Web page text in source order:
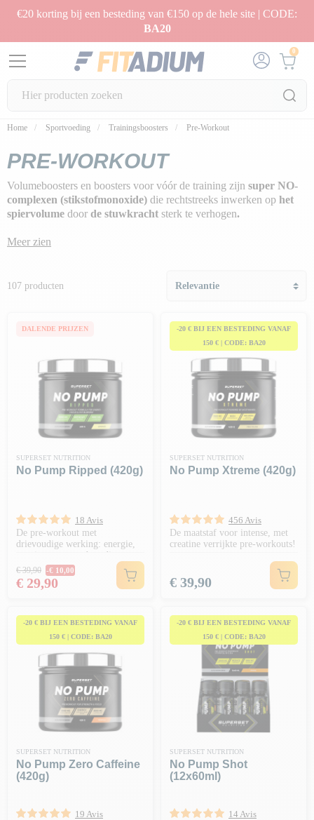
€20 korting bij een besteding van €150 op de hele site | CODE:
BA20
0
Home Sportvoeding Trainingsboosters Pre-Workout
PRE-WORKOUT
Volumeboosters en boosters voor vóór de training zijn super NO-
complexen (stikstofmonoxide) die rechtstreeks inwerken op het
spiervolume door de stuwkracht sterk te verhogen.
Wil jeje volume
Meer zien
107 producten
DALENDE PRIJZEN
SUPERSET NUTRITION
No Pump Ripped (420g)
18 Avis
De pre-workout met
drievoudige werking: energie,
stuwing en vetverbranding
Normale prijs
€ 39,90 -€ 10,00
Prijs
€ 29,90
-20 € BIJ EEN BESTEDING VANAF
150 € | CODE: BA20
SUPERSET NUTRITION
No Pump Xtreme (420g)
456 Avis
De maatstaf voor intense, met
creatine verrijkte pre-workouts!
Prijs
€ 39,90
-20 € BIJ EEN BESTEDING VANAF
150 € | CODE: BA20
SUPERSET NUTRITION
No Pump Zero Caffeine
(420g)
19 Avis
-20 € BIJ EEN BESTEDING VANAF
150 € | CODE: BA20
SUPERSET NUTRITION
No Pump Shot
(12x60ml)
14 Avis